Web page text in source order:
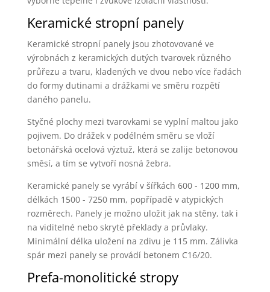
Keramické stropní panely
Keramické stropní panely jsou zhotovované ve
výrobnách z keramických dutých tvarovek různého
průřezu a tvaru, kladených ve dvou nebo více řadách
do formy dutinami a drážkami ve směru rozpětí
daného panelu.
Styčné plochy mezi tvarovkami se vyplní maltou jako
pojivem. Do drážek v podélném směru se vloží
betonářská ocelová výztuž, která se zalije betonovou
směsí, a tím se vytvoří nosná žebra.
Keramické panely se vyrábí v šířkách 600 - 1200 mm,
délkách 1500 - 7250 mm, popřípadě v atypických
rozměrech. Panely je možno uložit jak na stěny, tak i
na viditelné nebo skryté překlady a průvlaky.
Minimální délka uložení na zdivu je 115 mm. Zálivka
spár mezi panely se provádí betonem C16/20.
Prefa-monolitické stropy